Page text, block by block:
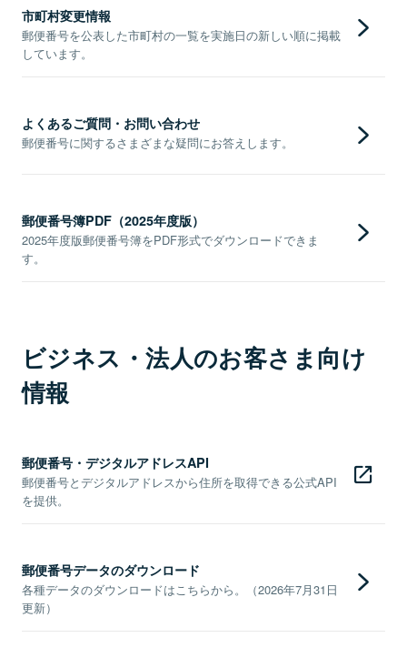
市町村変更情報
郵便番号を公表した市町村の一覧を実施日の新しい順に掲載
しています。
よくあるご質問・お問い合わせ
郵便番号に関するさまざまな疑問にお答えします。
郵便番号簿PDF（2025年度版）
2025年度版郵便番号簿をPDF形式でダウンロードできま
す。
ビジネス・法人のお客さま向け
情報
郵便番号・デジタルアドレスAPI
郵便番号とデジタルアドレスから住所を取得できる公式API
を提供。
郵便番号データのダウンロード
各種データのダウンロードはこちらから。（2026年7月31日
更新）